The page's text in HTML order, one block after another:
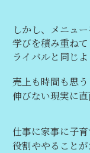
しかし、メニュー
学びを積み重ねて
ライバルと同じ
売上も時間も思う
伸びない現実に直
仕事に家事に子
役割ややることが